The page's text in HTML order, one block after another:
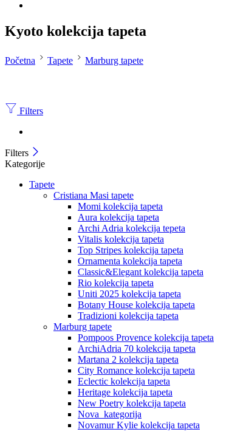
Kyoto kolekcija tapeta
Početna Tapete Marburg tapete
Filters
Filters
Kategorije
Tapete
Cristiana Masi tapete
Momi kolekcija tapeta
Aura kolekcija tapeta
Archi Adria kolekcija tepeta
Vitalis kolekcija tapeta
Top Stripes kolekcija tapeta
Ornamenta kolekcija tapeta
Classic&Elegant kolekcija tapeta
Rio kolekcija tapeta
Uniti 2025 kolekcija tapeta
Botany House kolekcija tapeta
Tradizioni kolekcija tapeta
Marburg tapete
Pompoos Provence kolekcija tapeta
ArchiAdria 70 kolekcija tapeta
Martana 2 kolekcija tapeta
City Romance kolekcija tapeta
Eclectic kolekcija tapeta
Heritage kolekcija tapeta
New Poetry kolekcija tapeta
Nova_kategorija
Novamur Kylie kolekcija tapeta